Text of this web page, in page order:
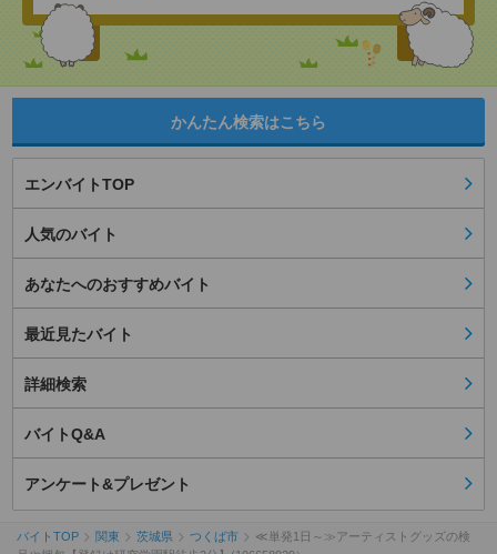
かんたん検索はこちら
エンバイトTOP
人気のバイト
あなたへのおすすめバイト
最近見たバイト
詳細検索
バイトQ&A
アンケート&プレゼント
バイトTOP 関東 茨城県 つくば市
≪単発1日～≫アーティストグッズの検